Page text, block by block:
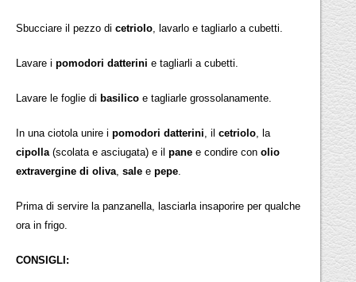
Sbucciare il pezzo dicetriolo , lavarlo e tagliarlo a cubetti.
Lavare ipomodori datterini e tagliarli a cubetti.
Lavare le foglie dibasilico e tagliarle grossolanamente.
In una ciotola unire ipomodori datterini , ilcetriolo , la
cipolla (scolata e asciugata) e ilpane e condire conolio
extravergine di oliva ,sale epepe
Prima di servire la panzanella, lasciarla insaporire per qualche
ora in frigo.
CONSIGLI: